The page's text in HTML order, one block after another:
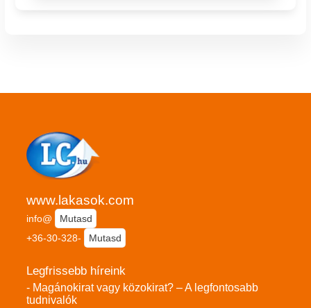
www.lakasok.com
info@
Mutasd
+36-30-328-
Mutasd
Legfrissebb híreink
- Magánokirat vagy közokirat? – A legfontosabb
tudnivalók